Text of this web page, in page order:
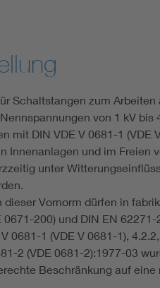
Schaltstangen zum
von 1 kV bis
mit DIN VDE V 0681-1 (VDE
Innenanlagen und im
unter
Vornorm dürfen in
0671-200) und DIN EN
0681-1 (VDE V 0681-1),
2 (VDE 0681-2):1977-03
Beschränkung auf